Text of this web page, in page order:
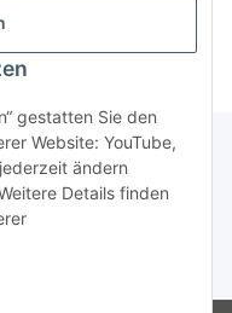
gestatten Sie den
Website: YouTube,
ändern
Details finden